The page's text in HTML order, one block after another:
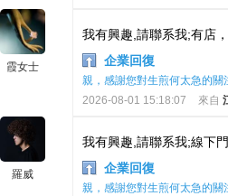
霞女士
我有興趣,請聯系我;有店，
企業回復
親，感謝您對生煎何太急的
2026-08-01 15:18:07
來自
羅威
我有興趣,請聯系我;線下門
企業回復
親，感謝您對生煎何太急的